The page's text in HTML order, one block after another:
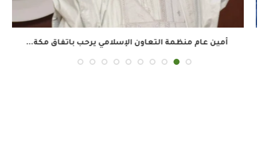
أمين عام منظمة التعاون الإسلامي يرحب باتفاق مكة...